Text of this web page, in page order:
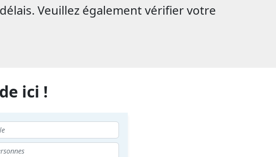
Veuillez également vérifier votre
ici !